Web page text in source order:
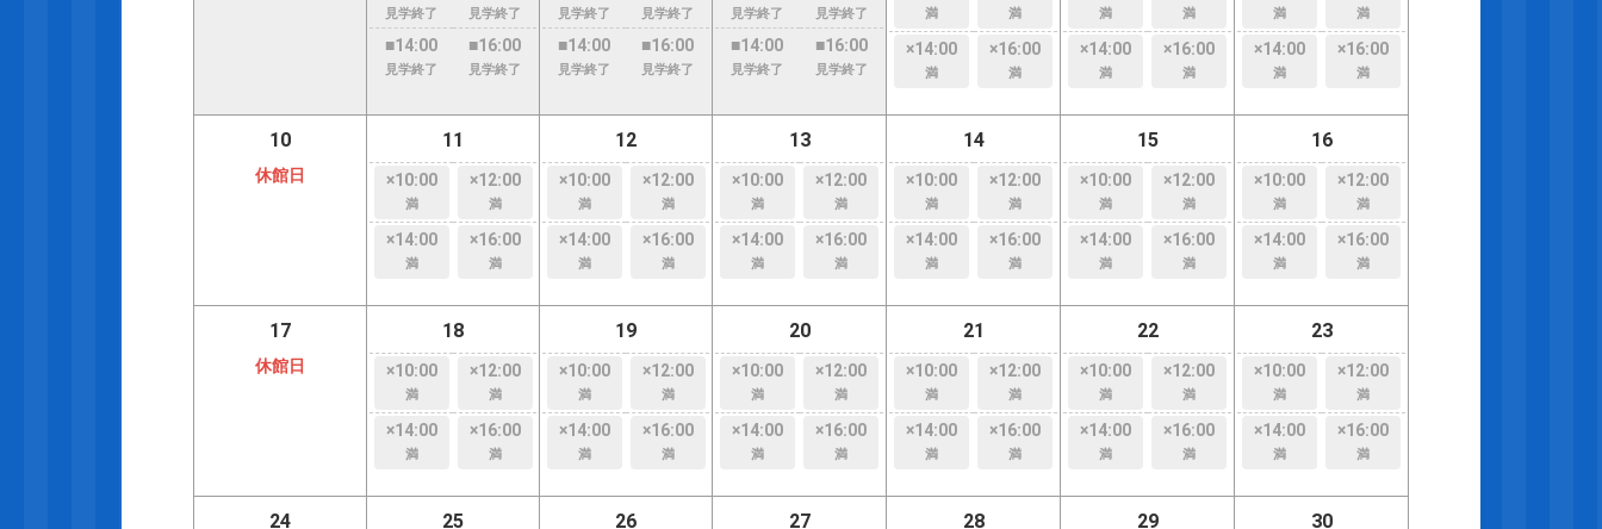
見学終了 見学終了
■14:00
見学終了
■16:00
見学終了
見学終了 見学終了
■14:00
見学終了
■16:00
見学終了
見学終了 見学終了
■14:00
見学終了
■16:00
見学終了
満 満
×14:00
満
×16:00
満
満 満
×14:00
満
×16:00
満
満 満
×14:00
満
×16:00
満
10
休館日
11
×10:00
満
×12:00
満
×14:00
満
×16:00
満
12
×10:00
満
×12:00
満
×14:00
満
×16:00
満
13
×10:00
満
×12:00
満
×14:00
満
×16:00
満
14
×10:00
満
×12:00
満
×14:00
満
×16:00
満
15
×10:00
満
×12:00
満
×14:00
満
×16:00
満
16
×10:00
満
×12:00
満
×14:00
満
×16:00
満
17
休館日
18
×10:00
満
×12:00
満
×14:00
満
×16:00
満
19
×10:00
満
×12:00
満
×14:00
満
×16:00
満
20
×10:00
満
×12:00
満
×14:00
満
×16:00
満
21
×10:00
満
×12:00
満
×14:00
満
×16:00
満
22
×10:00
満
×12:00
満
×14:00
満
×16:00
満
23
×10:00
満
×12:00
満
×14:00
満
×16:00
満
24 25 26 27 28 29 30